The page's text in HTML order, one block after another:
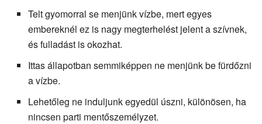
Telt gyomorral se menjünk vízbe, mert egyes
embereknél ez is nagy megterhelést jelent a szívnek,
és fulladást is okozhat.
Ittas állapotban semmiképpen ne menjünk be fürdőzni
a vízbe.
Lehetőleg ne induljunk egyedül úszni, különösen, ha
nincsen parti mentőszemélyzet.